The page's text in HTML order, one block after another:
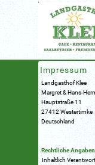
Impressum
Landgasthof Klee
Margret & Hans-
Hauptstraße 11
27412 Westertimke
Deutschland
Rechtliche Angaben
Inhaltlich